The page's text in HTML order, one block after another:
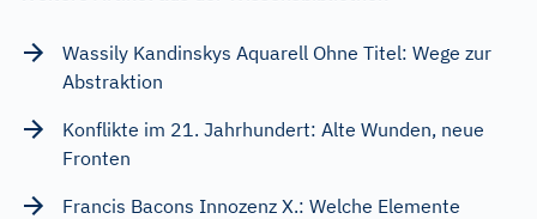
Wassily Kandinskys Aquarell Ohne Titel: Wege zur
Abstraktion
Konflikte im 21. Jahrhundert: Alte Wunden, neue
Fronten
Francis Bacons Innozenz X.: Welche Elemente